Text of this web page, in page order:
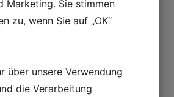
Marketing. Sie stimmen
zu, wenn Sie auf „OK“
über unsere Verwendung
die Verarbeitung